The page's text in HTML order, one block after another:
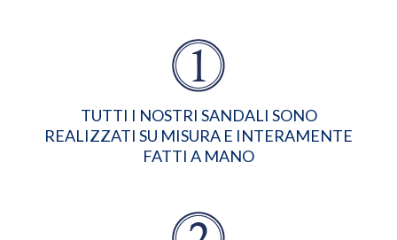
TUTTI I NOSTRI SANDALI SONO
REALIZZATI SU MISURA E INTERAMENTE
FATTI A MANO